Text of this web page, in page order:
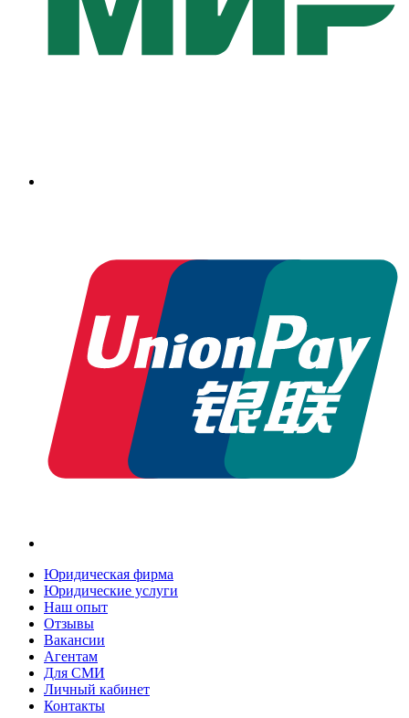
Юридическая фирма
Юридические услуги
Наш опыт
Отзывы
Вакансии
Агентам
Для СМИ
Личный кабинет
Контакты